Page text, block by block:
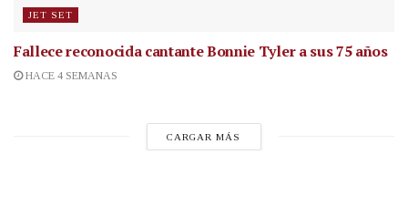
JET SET
Fallece reconocida cantanteBonnie Tyler a sus 75 años
HACE 4 SEMANAS
CARGAR MÁS